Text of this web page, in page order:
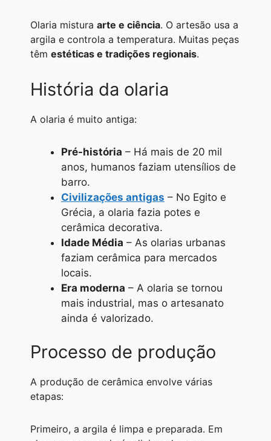
Olaria mistura arte e ciência. O artesão usa a
argila e controla a temperatura. Muitas peças
têm estéticas e tradições regionais.
História da olaria
A olaria é muito antiga:
Pré-história – Há mais de 20 mil
anos, humanos faziam utensílios de
barro.
Civilizações antigas – No Egito e
Grécia, a olaria fazia potes e
cerâmica decorativa.
Idade Média – As olarias urbanas
faziam cerâmica para mercados
locais.
Era moderna – A olaria se tornou
mais industrial, mas o artesanato
ainda é valorizado.
Processo de produção
A produção de cerâmica envolve várias
etapas:
Primeiro, a argila é limpa e preparada. Em